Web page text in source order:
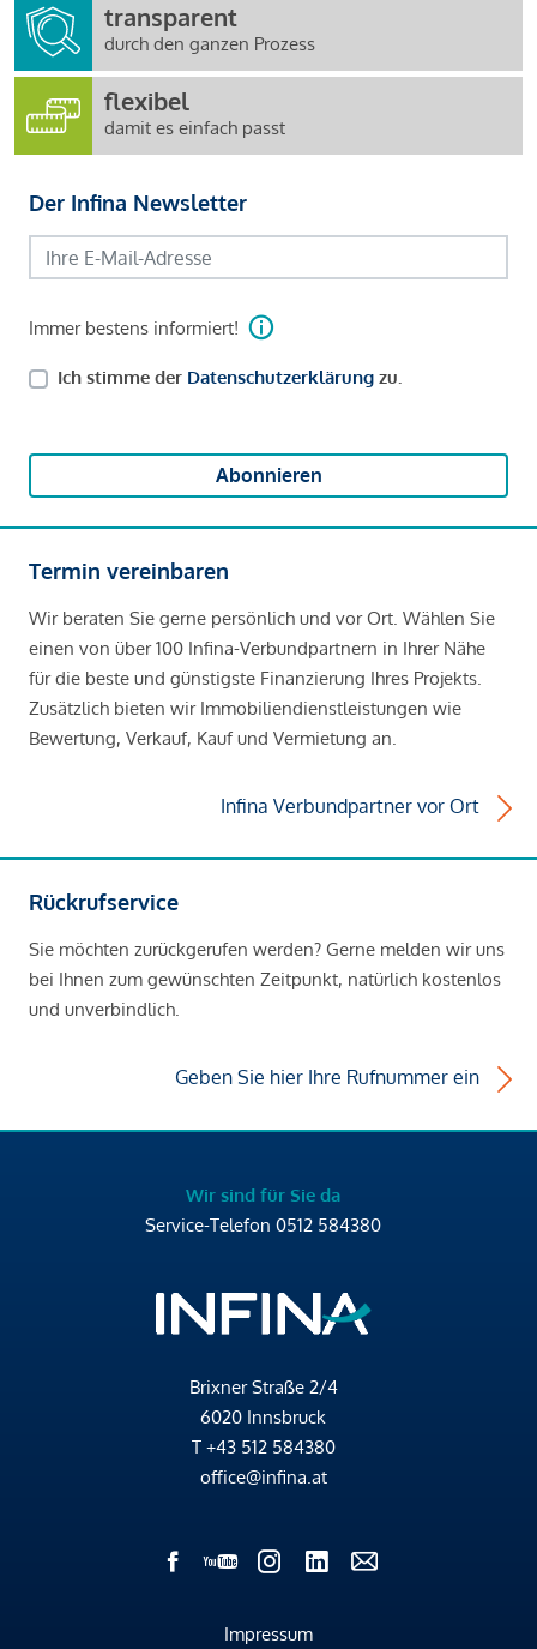
transparent
durch den ganzen Prozess
flexibel
damit es einfach passt
Der Infina Newsletter
Immer bestens informiert!
Ich stimme der Datenschutzerklärung zu.
Abonnieren
Termin vereinbaren
Wir beraten Sie gerne persönlich und vor Ort. Wählen Sie
einen von über 100 Infina-Verbundpartnern in Ihrer Nähe
für die beste und günstigste Finanzierung Ihres Projekts.
Zusätzlich bieten wir Immobiliendienstleistungen wie
Bewertung, Verkauf, Kauf und Vermietung an.
Infina Verbundpartner vor Ort
Rückrufservice
Sie möchten zurückgerufen werden? Gerne melden wir uns
bei Ihnen zum gewünschten Zeitpunkt, natürlich kostenlos
und unverbindlich.
Geben Sie hier Ihre Rufnummer ein
Wir sind für Sie da
Service-Telefon 0512 584380
Brixner Straße 2/4
6020 Innsbruck
T +43 512 584380
office@infina.at
Impressum